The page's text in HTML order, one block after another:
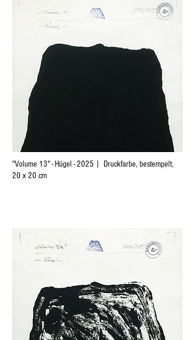
"Volume 13" - Hügel - 2025 | Druckfarbe, bestempelt,
20 x 20 cm